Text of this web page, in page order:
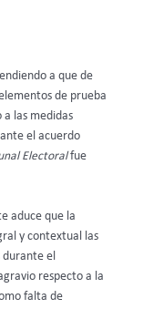
a que de
de prueba
a las medidas
el acuerdo
Electoralfue
aduce que la
y contextual las
el
respecto a la
falta de